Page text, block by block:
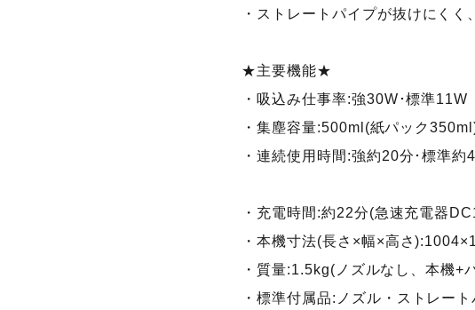
・ストレートパイプが抜けにく
★主要機能★
・吸込み仕事率:強30W･標準11W
・集塵容量:500ml(紙パック
・連続使用時間:強約20分･標準約
・充電時間:約22分(急速充電器
・本機寸法(長さ×幅×高さ
・質量:1.5kg(ノズルなし、本機+
・標準付属品:ノズル・ストレー